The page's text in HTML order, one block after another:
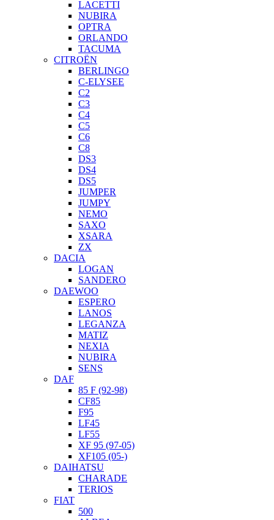
LACETTI
NUBIRA
OPTRA
ORLANDO
TACUMA
CITROËN
BERLINGO
C-ELYSEE
C2
C3
C4
C5
C6
C8
DS3
DS4
DS5
JUMPER
JUMPY
NEMO
SAXO
XSARA
ZX
DACIA
LOGAN
SANDERO
DAEWOO
ESPERO
LANOS
LEGANZA
MATIZ
NEXIA
NUBIRA
SENS
DAF
85 F (92-98)
CF85
F95
LF45
LF55
XF 95 (97-05)
XF105 (05-)
DAIHATSU
CHARADE
TERIOS
FIAT
500